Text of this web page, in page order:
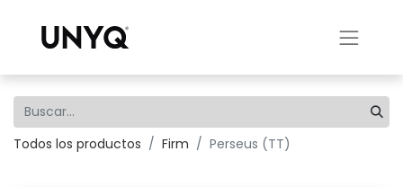
Todos los productos Firm Perseus (TT)